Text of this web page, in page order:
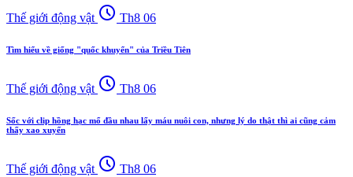
Thế giới động vật schedule Th8 06
Tìm hiểu về giống "quốc khuyển" của Triều Tiên
Thế giới động vật schedule Th8 06
Sốc với clip hồng hạc mổ đầu nhau lấy máu nuôi con, nhưng lý do thật thì ai cũng cảm
thấy xao xuyến
Thế giới động vật schedule Th8 06